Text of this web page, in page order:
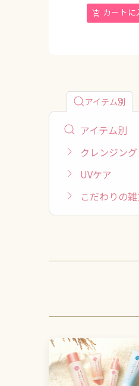
アイテム別
アイテム別
クレンジング
UVケア
こだわりの